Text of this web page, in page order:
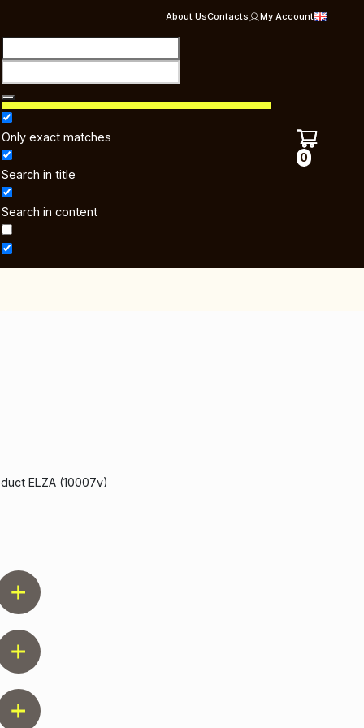
About UsContacts My Account
Only exact matches
Search in title
Search in content
0
ELZA (10007v)